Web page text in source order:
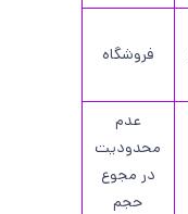
فروشگاه
عدم
محدودیت
در مجوع
حجم